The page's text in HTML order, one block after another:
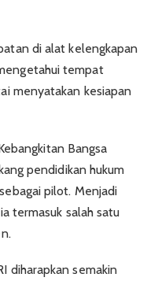
di alat kelengkapan
tempat
menyatakan kesiapan
Bangsa
pendidikan hukum
pilot. Menjadi
termasuk salah satu
diharapkan semakin